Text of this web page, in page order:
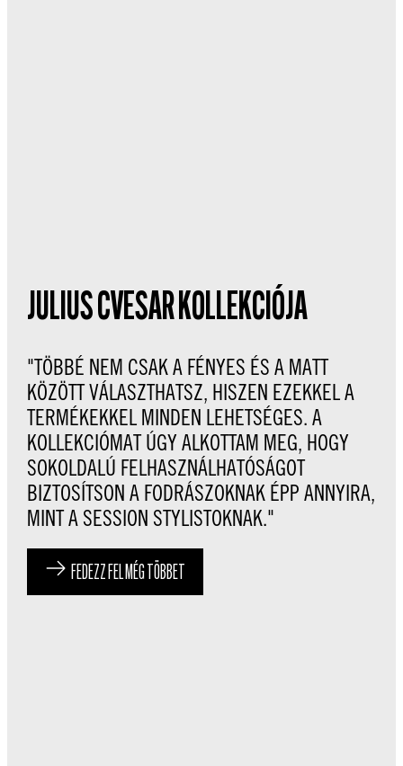
JULIUS CVESAR KOLLEKCIÓJA
"TÖBBÉ NEM CSAK A FÉNYES ÉS A MATT
KÖZÖTT VÁLASZTHATSZ, HISZEN EZEKKEL A
TERMÉKEKKEL MINDEN LEHETSÉGES. A
KOLLEKCIÓMAT ÚGY ALKOTTAM MEG, HOGY
SOKOLDALÚ FELHASZNÁLHATÓSÁGOT
BIZTOSÍTSON A FODRÁSZOKNAK ÉPP ANNYIRA,
MINT A SESSION STYLISTOKNAK."
FEDEZZ FEL MÉG TÖBBET